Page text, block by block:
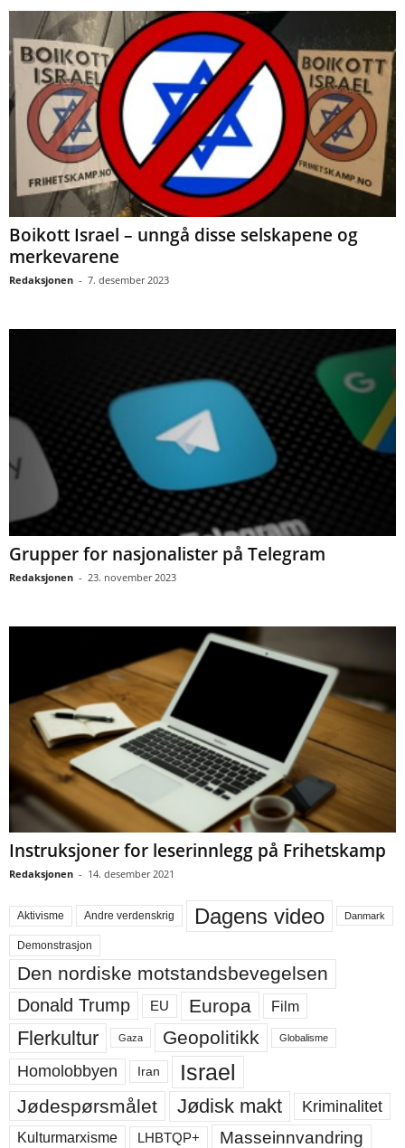
Boikott Israel – unngå disse selskapene og
merkevarene
Redaksjonen - 7. desember 2023
Grupper for nasjonalister på Telegram
Redaksjonen - 23. november 2023
Instruksjoner for leserinnlegg på Frihetskamp
Redaksjonen - 14. desember 2021
Aktivisme Andre verdenskrig Dagens video Danmark
Demonstrasjon
Den nordiske motstandsbevegelsen
Donald Trump EU Europa Film
Flerkultur Gaza Geopolitikk Globalisme
Homolobbyen Iran Israel
Jødespørsmålet Jødisk makt Kriminalitet
Kulturmarxisme LHBTQP+ Masseinnvandring